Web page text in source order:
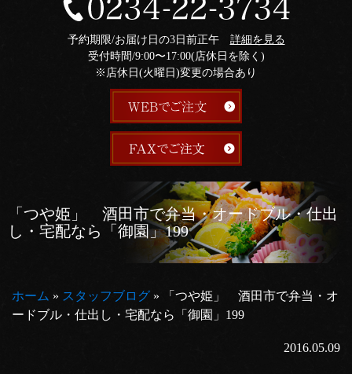
予約期限/お届け日の3日前正午 詳細を見る
受付時間/9:00〜17:00(店休日を除く)
※店休日(火曜日)変更の場合あり
「つや姫」 酒田市で弁当・オードブル・仕出
し・宅配なら「御園」199
ホーム » スタッフブログ »
「つや姫」 酒田市で弁当・オ
ードブル・仕出し・宅配なら「御園」199
2016.05.09